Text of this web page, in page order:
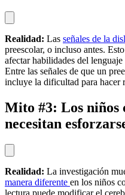
Realidad: Las señales de la
preescolar, o incluso antes.
afectar habilidades del
Entre las señales de que un
incluye la dificultad para hacer
Mito #3: Los niños
necesitan
Realidad: La investigación
manera diferente en los niños